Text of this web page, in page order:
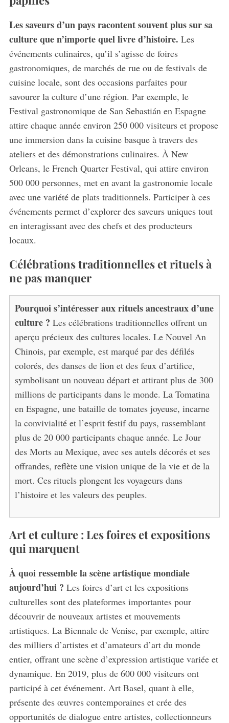
Les saveurs d’un pays racontent souvent plus sur sa
culture que n’importe quel livre d’histoire. Les
événements culinaires, qu’il s’agisse de foires
gastronomiques, de marchés de rue ou de festivals de
cuisine locale, sont des occasions parfaites pour
savourer la culture d’une région. Par exemple, le
Festival gastronomique de San Sebastián en Espagne
attire chaque année environ 250 000 visiteurs et propose
une immersion dans la cuisine basque à travers des
ateliers et des démonstrations culinaires. À New
Orleans, le French Quarter Festival, qui attire environ
500 000 personnes, met en avant la gastronomie locale
avec une variété de plats traditionnels. Participer à ces
événements permet d’explorer des saveurs uniques tout
en interagissant avec des chefs et des producteurs
locaux.
Célébrations traditionnelles et rituels à
ne pas manquer
Pourquoi s’intéresser aux rituels ancestraux d’une
culture ? Les célébrations traditionnelles offrent un
aperçu précieux des cultures locales. Le Nouvel An
Chinois, par exemple, est marqué par des défilés
colorés, des danses de lion et des feux d’artifice,
symbolisant un nouveau départ et attirant plus de 300
millions de participants dans le monde. La Tomatina
en Espagne, une bataille de tomates joyeuse, incarne
la convivialité et l’esprit festif du pays, rassemblant
plus de 20 000 participants chaque année. Le Jour
des Morts au Mexique, avec ses autels décorés et ses
offrandes, reflète une vision unique de la vie et de la
mort. Ces rituels plongent les voyageurs dans
l’histoire et les valeurs des peuples.
Art et culture : Les foires et expositions
qui marquent
À quoi ressemble la scène artistique mondiale
aujourd’hui ? Les foires d’art et les expositions
culturelles sont des plateformes importantes pour
découvrir de nouveaux artistes et mouvements
artistiques. La Biennale de Venise, par exemple, attire
des milliers d’artistes et d’amateurs d’art du monde
entier, offrant une scène d’expression artistique variée et
dynamique. En 2019, plus de 600 000 visiteurs ont
participé à cet événement. Art Basel, quant à elle,
présente des œuvres contemporaines et crée des
opportunités de dialogue entre artistes, collectionneurs
S
a
c
h
o
r
: